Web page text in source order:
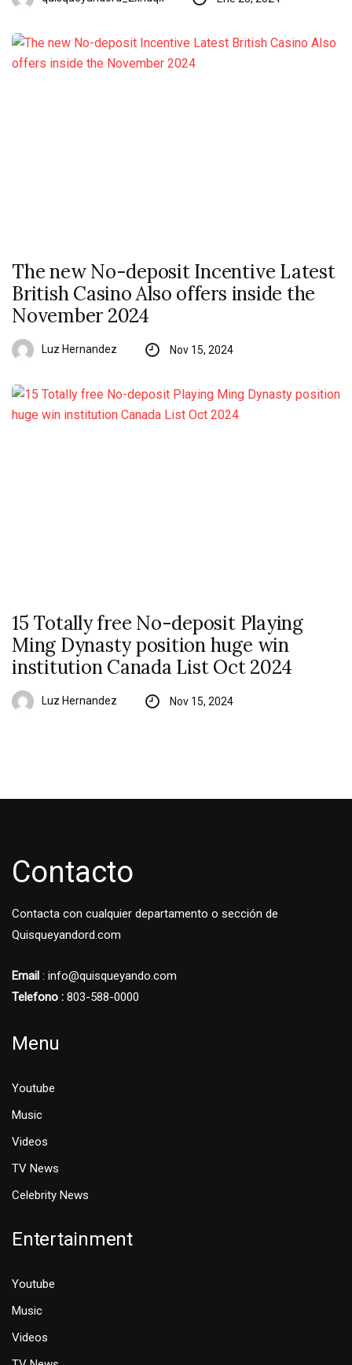
The new No-deposit Incentive Latest
British Casino Also offers inside the
November 2024
Luz Hernandez Nov 15, 2024
15 Totally free No-deposit Playing
Ming Dynasty position huge win
institution Canada List Oct 2024
Luz Hernandez Nov 15, 2024
Contacto
Contacta con cualquier departamento o sección de
Quisqueyandord.com
Email : info@quisqueyando.com
Telefono : 803-588-0000
Menu
Youtube
Music
Videos
TV News
Celebrity News
Entertainment
Youtube
Music
Videos